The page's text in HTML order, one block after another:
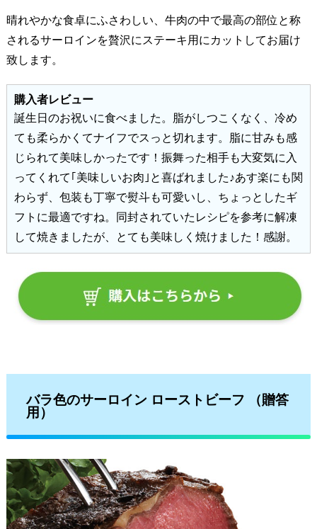
晴れやかな食卓にふさわしい、牛肉の中で最高の部位と称
されるサーロインを贅沢にステーキ用にカットしてお届け
致します。
購入者レビュー
誕生日のお祝いに食べました。脂がしつこくなく、冷め
ても柔らかくてナイフでスっと切れます。脂に甘みも感
じられて美味しかったです！振舞った相手も大変気に入
ってくれて｢美味しいお肉｣と喜ばれました♪あす楽にも関
わらず、包装も丁寧で熨斗も可愛いし、ちょっとしたギ
フトに最適ですね。同封されていたレシピを参考に解凍
して焼きましたが、とても美味しく焼けました！感謝。
バラ色のサーロイン ローストビーフ （贈答
用）